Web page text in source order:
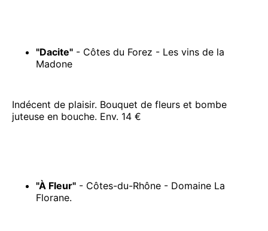
"Dacite" - Côtes du Forez - Les vins de la
Madone
Indécent de plaisir. Bouquet de fleurs et bombe
juteuse en bouche. Env. 14 €
"À Fleur" - Côtes-du-Rhône - Domaine La
Florane.